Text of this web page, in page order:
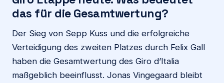
das für die Gesamtwertung?
Der Sieg von Sepp Kuss und die erfolgreiche
Verteidigung des zweiten Platzes durch Felix Gall
haben die Gesamtwertung des Giro d’Italia
maßgeblich beeinflusst. Jonas Vingegaard bleibt